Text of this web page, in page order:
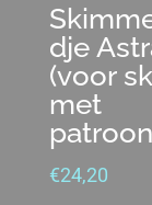
dje
(voor
met
€24,20